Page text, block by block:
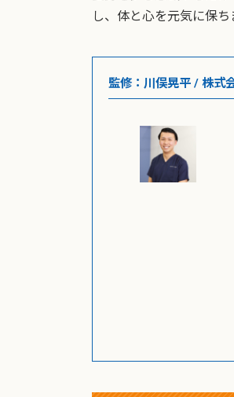
し、体と心を元気に保ち
監修：川俣晃平 / 株式